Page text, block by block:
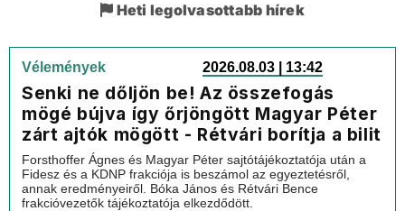
Heti legolvasottabb hírek
Vélemények 2026.08.03 | 13:42
Senki ne dőljön be! Az összefogás
mögé bújva így őrjöngött Magyar Péter
zárt ajtók mögött - Rétvári borítja a bilit
Forsthoffer Ágnes és Magyar Péter sajtótájékoztatója után a
Fidesz és a KDNP frakciója is beszámol az egyeztetésről,
annak eredményeiről. Bóka János és Rétvári Bence
frakcióvezetők tájékoztatója elkezdődött.